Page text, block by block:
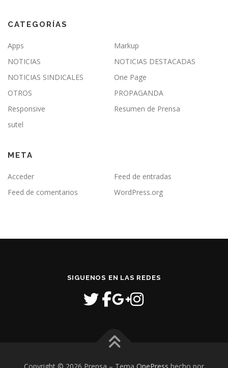
CATEGORÍAS
Apps
Markup
NOTICIAS
NOTICIAS DESTACADAS
NOTICIAS SINDICALES
One Page
OTROS
PROPAGANDA
Responsive
Resumen de Prensa
sutel
META
Acceder
Feed de entradas
Feed de comentarios
WordPress.org
SIGUENOS EN LAS REDES